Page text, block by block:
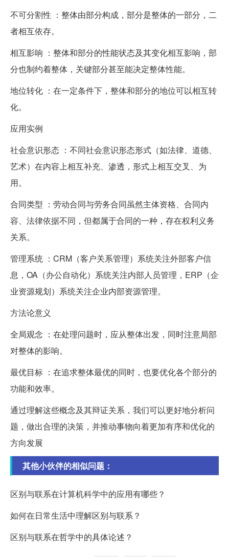
不可分割性 ：整体由部分构成，部分是整体的一部分，二
者相互依存。
相互影响 ：整体和部分的性能状态及其变化相互影响，部
分也制约着整体，关键部分甚至能决定整体性能。
地位转化 ：在一定条件下，整体和部分的地位可以相互转
化。
应用实例
社会意识形态 ：不同社会意识形态形式（如法律、道德、
艺术）在内容上相互补充、渗透，形式上相互交叉、为
用。
合同类型 ：劳动合同与劳务合同虽然主体资格、合同内
容、法律依据不同，但都属于合同的一种，存在权利义务
关系。
管理系统 ：CRM（客户关系管理）系统关注外部客户信
息，OA（办公自动化）系统关注内部人员管理，ERP（企
业资源规划）系统关注企业内部资源管理。
方法论意义
全局观念 ：在处理问题时，应从整体出发，同时注意局部
对整体的影响。
最优目标 ：在追求整体最优的同时，也要优化各个部分的
功能和效率。
通过理解这些概念及其辩证关系，我们可以更好地分析问
题，做出合理的决策，并推动事物向着更加有序和优化的
方向发展
其他小伙伴的相似问题：
区别与联系在计算机科学中的应用有哪些？
如何在日常生活中理解区别与联系？
区别与联系在哲学中的具体论述？